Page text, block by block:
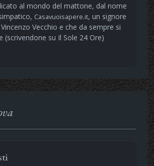
al mondo del mattone, dal nome
Casavuoisapere.it, un signore
Vecchio e che da sempre si
(scrivendone su Il Sole 24 Ore)